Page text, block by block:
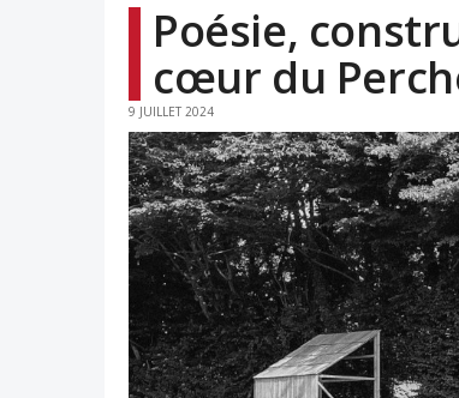
Poésie,
cœur du
9 JUILLET 2024